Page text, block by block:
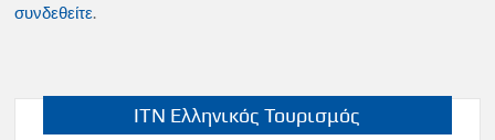
συνδεθείτε.
ITN Ελληνικός Τουρισμός